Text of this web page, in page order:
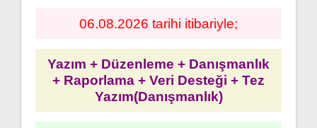
06.08.2026 tarihi itibariyle;
Yazım + Düzenleme + Danışmanlık
+ Raporlama + Veri Desteği + Tez
Yazım(Danışmanlık)